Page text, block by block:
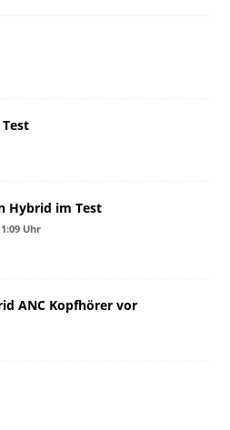
Hybrid im Test
Uhr
ANC Kopfhörer vor